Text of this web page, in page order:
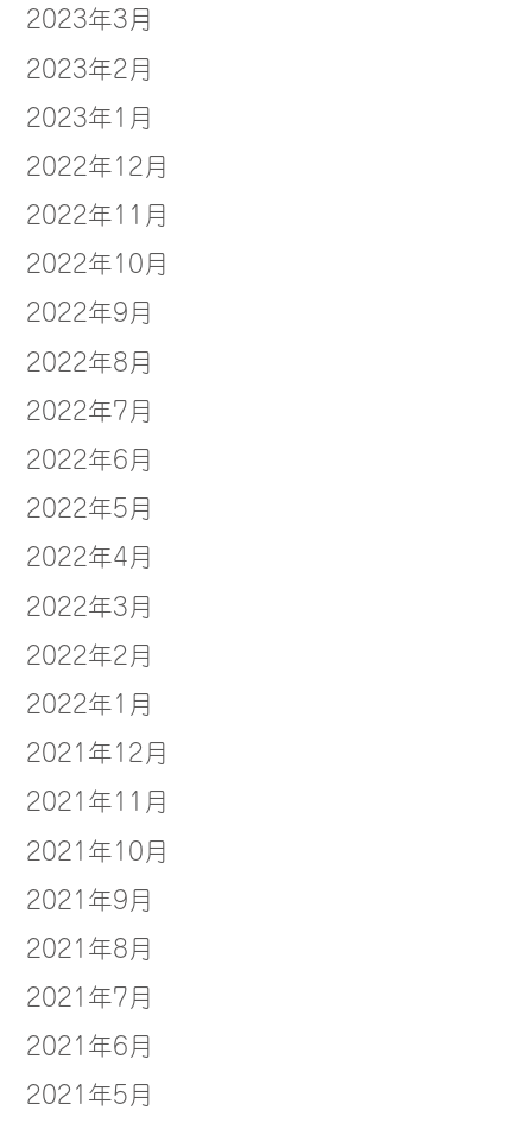
2023年3月
2023年2月
2023年1月
2022年12月
2022年11月
2022年10月
2022年9月
2022年8月
2022年7月
2022年6月
2022年5月
2022年4月
2022年3月
2022年2月
2022年1月
2021年12月
2021年11月
2021年10月
2021年9月
2021年8月
2021年7月
2021年6月
2021年5月